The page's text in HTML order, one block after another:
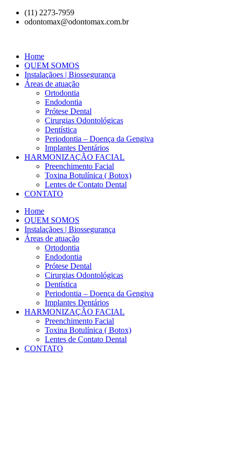
(11) 2273-7959
odontomax@odontomax.com.br
Home
QUEM SOMOS
Instalaçãoes | Biossegurança
Áreas de atuação
Ortodontia
Endodontia
Prótese Dental
Cirurgias Odontológicas
Dentística
Periodontia – Doença da Gengiva
Implantes Dentários
HARMONIZAÇÃO FACIAL
Preenchimento Facial
Toxina Botulínica ( Botox)
Lentes de Contato Dental
CONTATO
Home
QUEM SOMOS
Instalaçãoes | Biossegurança
Áreas de atuação
Ortodontia
Endodontia
Prótese Dental
Cirurgias Odontológicas
Dentística
Periodontia – Doença da Gengiva
Implantes Dentários
HARMONIZAÇÃO FACIAL
Preenchimento Facial
Toxina Botulínica ( Botox)
Lentes de Contato Dental
CONTATO